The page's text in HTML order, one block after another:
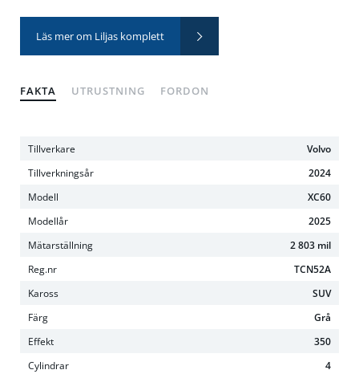
Läs mer om Liljas komplett
FAKTA UTRUSTNING FORDON
Tillverkare
Volvo
Tillverkningsår
2024
Modell
XC60
Modellår
2025
Mätarställning
2 803 mil
Reg.nr
TCN52A
Kaross
SUV
Färg
Grå
Effekt
350
Cylindrar
4